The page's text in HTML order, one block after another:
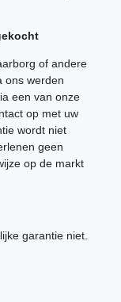
of andere
ons werden
een van onze
op met uw
wordt niet
geen
op de markt
garantie niet.